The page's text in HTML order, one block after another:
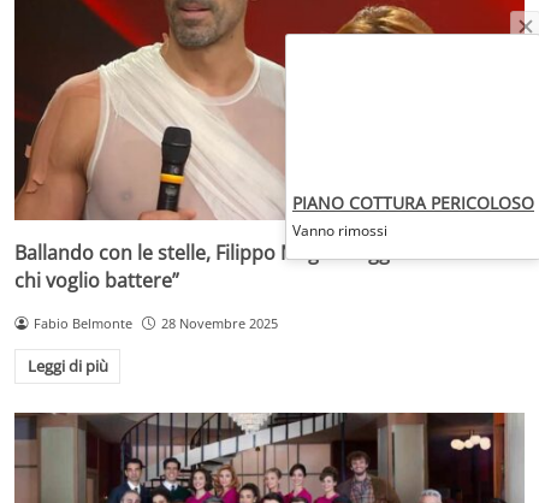
Ballando con le stelle, Filippo Magnini agguerrito: “Ecco
chi voglio battere”
Fabio Belmonte 28 Novembre 2025
Leggi di più
PIANO COTTURA PERICOLOSO
Vanno rimossi